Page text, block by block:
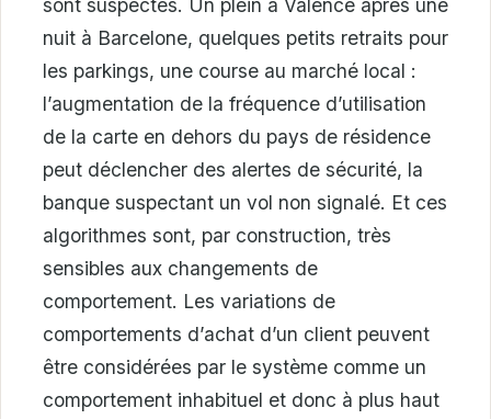
nuit à Barcelone, quelques petits retraits pour
les parkings, une course au marché local :
l’augmentation de la fréquence d’utilisation
de la carte en dehors du pays de résidence
peut déclencher des alertes de sécurité, la
banque suspectant un vol non signalé. Et ces
algorithmes sont, par construction, très
sensibles aux changements de
comportement. Les variations de
comportements d’achat d’un client peuvent
être considérées par le système comme un
comportement inhabituel et donc à plus haut